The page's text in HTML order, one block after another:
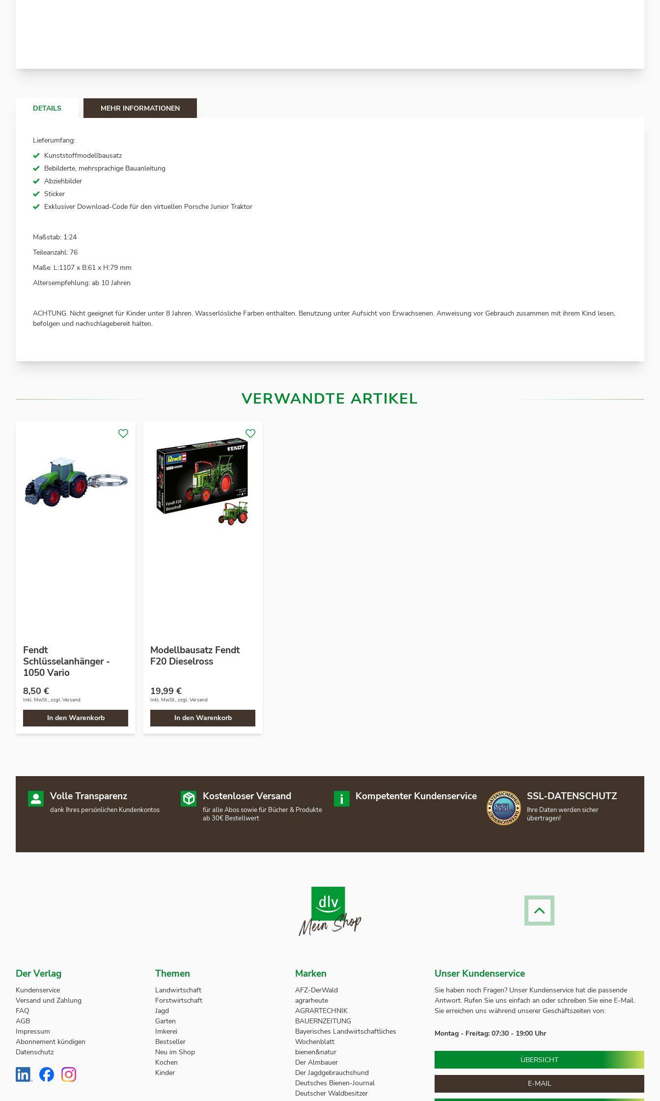
Anfang
DETAILS
Lieferumfang:
Kunststoffmodellbausatz
Bebilderte, mehrsprachige Bauanleitung
Abziehbilder
Sticker
Exklusiver Download-Code für den virtuellen Porsche Junior Traktor
Maßstab: 1:24
Teileanzahl: 76
Maße: L:1107 x B:61 x H:79 mm
Altersempfehlung: ab 10 Jahren
ACHTUNG. Nicht geeignet für Kinder unter 8 Jahren. Wasserlösliche Farben enthalten. Benutzung unter Aufsicht von Erwachsenen. Anweisung vor Gebrauch zusammen mit ihrem Kind lesen,
befolgen und nachschlagebereit halten.
MEHR INFORMATIONEN
VERWANDTE ARTIKEL
Fendt
Schlüsselanhänger -
1050 Vario
8,50 €
Inkl. MwSt., zzgl. Versand
In den Warenkorb
Modellbausatz Fendt
F20 Dieselross
19,99 €
Inkl. MwSt., zzgl. Versand
In den Warenkorb
Volle Transparenz
dank Ihres persönlichen Kundenkontos
Kostenloser Versand
für alle Abos sowie für Bücher & Produkte
ab 30€ Bestellwert
Kompetenter Kundenservice SSL-DATENSCHUTZ
Ihre Daten werden sicher
übertragen!
Der Verlag
Kundenservice
Versand und Zahlung
FAQ
AGB
Impressum
Abonnement kündigen
Datenschutz
Themen
Landwirtschaft
Forstwirtschaft
Jagd
Garten
Imkerei
Bestseller
Neu im Shop
Kochen
Kinder
Marken
AFZ-DerWald
agrarheute
AGRARTECHNIK
BAUERNZEITUNG
Bayerisches Landwirtschaftliches
Wochenblatt
bienen&natur
Der Almbauer
Der Jagdgebrauchshund
Deutsches Bienen-Journal
Deutscher Waldbesitzer
Unser Kundenservice
Sie haben noch Fragen? Unser Kundenservice hat die passende
Antwort. Rufen Sie uns einfach an oder schreiben Sie eine E-Mail.
Sie erreichen uns während unserer Geschäftszeiten von:
Montag - Freitag: 07:30 - 19:00 Uhr
ÜBERSICHT
E-MAIL